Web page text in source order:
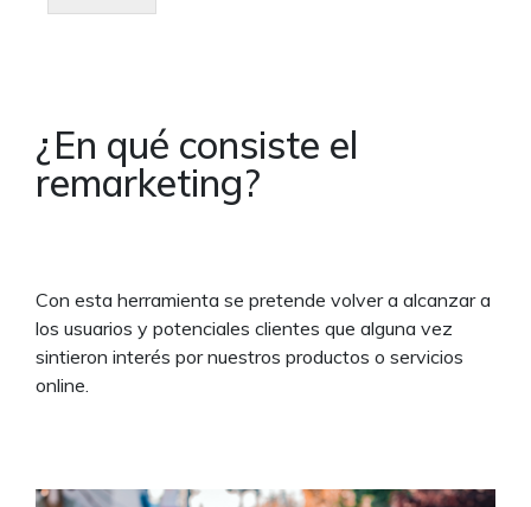
¿En qué consiste el
remarketing?
Con esta herramienta se pretende volver a alcanzar a
los usuarios y potenciales clientes que alguna vez
sintieron interés por nuestros productos o servicios
online.